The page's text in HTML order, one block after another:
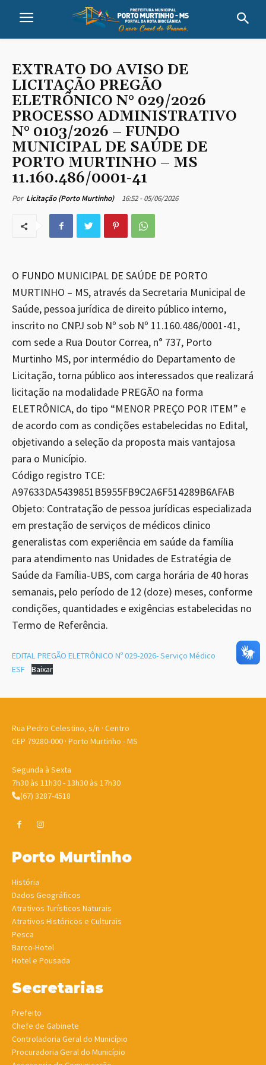
EXTRATO DO AVISO DE
LICITAÇÃO PREGÃO
ELETRÔNICO N° 029/2026
PROCESSO ADMINISTRATIVO
N° 0103/2026 – FUNDO
MUNICIPAL DE SAÚDE DE
PORTO MURTINHO – MS
11.160.486/0001-41
Por Licitação (Porto Murtinho) 16:52 - 05/06/2026
O FUNDO MUNICIPAL DE SAÚDE DE PORTO
MURTINHO – MS, através da Secretaria Municipal de
Saúde, pessoa jurídica de direito público interno,
inscrito no CNPJ sob Nº sob Nº 11.160.486/0001-41,
com sede a Rua Doutor Correa, n° 737, Porto
Murtinho MS, por intermédio do Departamento de
Licitação, torna público aos interessados que realizará
licitação na modalidade PREGÃO na forma
ELETRÔNICA, do tipo “MENOR PREÇO POR ITEM” e
de acordo com as condições estabelecidas no Edital,
objetivando a seleção da proposta mais vantajosa
para o Município.
Código registro TCE:
A97633DA5439851B5955FB9C2A6F514289B6AFAB
Objeto: Contratação de pessoa jurídicas especializada
em prestação de serviços de médicos clinico
generalistas com experiência em saúde da família
para atendimento nas Unidades de Estratégia de
Saúde da Família-UBS, com carga horária de 40 horas
semanais, pelo período de 12 (doze) meses, conforme
condições, quantidades e exigências estabelecidas no
Termo de Referência.
EDITAL PREGÃO ELETRÔNICO Nº 029-2026- Serviço Médico
ESF
Baixar
Rua Pedro Celestino, s/n · Centro
CEP 79280-000 · Porto Murtinho - MS
Segunda à Sexta
7h30 às 11h30 - 13h30 às 17h30
(67) 3287-4518
Porto Murtinho
História
Dados Geográficos
Atrativos Turísticos Naturais
Atrativos Históricos e Culturais
Pesca
Barco-Hotel
Hotel e Pousada
Secretarias
Prefeito
Chefe de Gabinete
Controladoria Geral do Município
Procuradoria Geral do Município